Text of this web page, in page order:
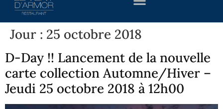
Jour : 25 octobre 2018
D-Day !! Lancement de la nouvelle
carte collection Automne/Hiver –
Jeudi 25 octobre 2018 à 12h00